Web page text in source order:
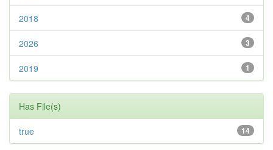
4
2018
3
2026
1
2019
Has File(s)
14
true